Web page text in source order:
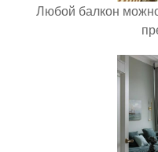
Любой балкон